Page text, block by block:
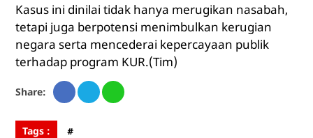
Kasus ini dinilai tidak hanya merugikan nasabah,
tetapi juga berpotensi menimbulkan kerugian
negara serta mencederai kepercayaan publik
terhadap program KUR.(Tim)
Share:
Tags : #